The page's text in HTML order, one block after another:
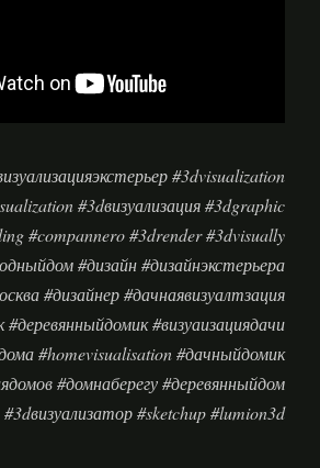
#3dvisualization
#3dвизуализация #3dgraphic
#compannero #3drender #3dvisually
#дизайн #дизайнэкстерьера
#дизайнер #дачнаявизуалтзация
#деревянныйдомик #визуаизациядачи
#homevisualisation #дачныйдомик
#домнаберегу #деревянныйдом
#3dвизуализатор #sketchup #lumion3d